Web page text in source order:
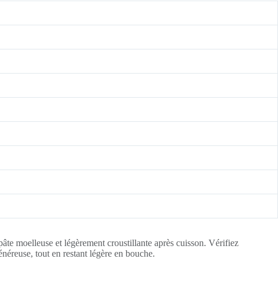
moelleuse et légèrement croustillante après cuisson. Vérifiez
tout en restant légère en bouche.